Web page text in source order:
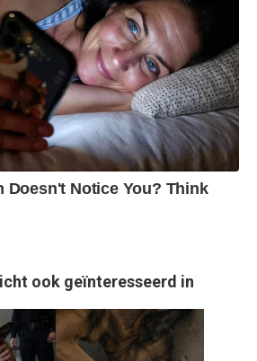
ook geïnteresseerd in